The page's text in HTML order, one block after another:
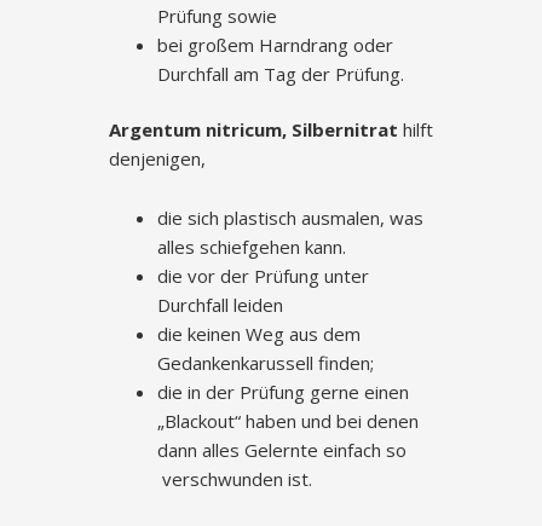
Prüfung sowie
bei großem Harndrang oder
Durchfall am Tag der Prüfung.
Argentum nitricum, Silbernitrat hilft
denjenigen,
die sich plastisch ausmalen, was
alles schiefgehen kann.
die vor der Prüfung unter
Durchfall leiden
die keinen Weg aus dem
Gedankenkarussell finden;
die in der Prüfung gerne einen
„Blackout“ haben und bei denen
dann alles Gelernte einfach so
verschwunden ist.